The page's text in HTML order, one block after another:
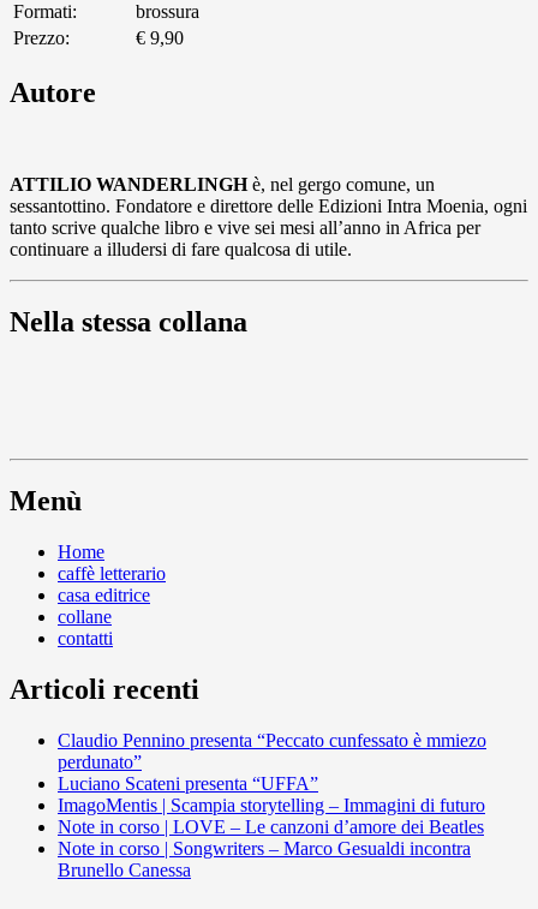
Formati:
brossura
Prezzo:
€ 9,90
Autore
ATTILIO WANDERLINGHè, nel gergo comune, un
sessantottino. Fondatore e direttore delle Edizioni Intra Moenia, ogni
tanto scrive qualche libro e vive sei mesi all’anno in Africa per
continuare a illudersi di fare qualcosa di utile.
Nella stessa collana
Menù
Home
caffè letterario
casa editrice
collane
contatti
Articoli recenti
Claudio Pennino presenta “Peccato cunfessato è mmiezo
perdunato”
Luciano Scateni presenta “UFFA”
ImagoMentis | Scampia storytelling – Immagini di futuro
Note in corso | LOVE – Le canzoni d’amore dei Beatles
Note in corso | Songwriters – Marco Gesualdi incontra
Brunello Canessa